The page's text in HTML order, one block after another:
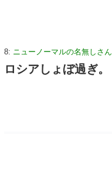
8: ニューノーマルの名無しさん
ロシアしょぼ過ぎ。